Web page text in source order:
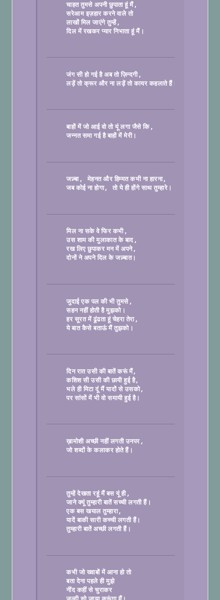
चाहत तुमसे अपनी छुपाता हूं मैं
सरेआम इज़हार करने वाले तो
लाखों मिल जाएंगे तुम्हें
दिल में रखकर प्यार निभाता हूं मैं।
जंग सी हो गई है अब तो ज़िन्दगी
लड़ें तो क्रूर और ना लड़ें तो कायर कहलाते हैं।
बाहों में जो आई वो तो यूं लगा जैसे कि
जन्नत समा गई है बाहों में मेरी।
जज़्बा, मेहनत और हिम्मत कभी ना हारना
जब कोई ना होगा, तो ये ही होंगे साथ तुम्हारे।
मिल ना सके वे फिर कभी
उस शाम की मुलाकात के बाद
रख लिए छुपाकर मन में अपने
दोनों ने अपने दिल के जज़्बात।
जुदाई एक पल की भी तुमसे
सहन नहीं होती है मुझको।
हर सूरत में ढूंढता हूं चेहरा तेरा
ये बात कैसे बताऊं मैं तुझको।
दिन रात उसी की बातें करूं मैं
कशिश सी उसी की छायी हुई है
भले ही मिटा दूं मैं यादों से उसको
पर सांसों में भी वो समायी हुई है।
ख़ामोशी अच्छी नहीं लगती उनपर
जो शब्दों के कलाकर होते हैं।
तुम्हें देखता रहूं मैं बस यूं ही
जाने क्यूं तुम्हारी बातें सच्ची लगती हैं।
एक बस खयाल तुम्हारा
यादें बाकी सारी कच्ची लगती हैं।
तुम्हारी बातें अच्छी लगती हैं।
कभी जो ख्वाबों में आना हो तो
बता देना पहले ही मुझे
नींद कहीं से चुराकर